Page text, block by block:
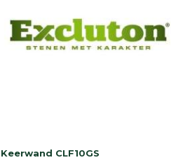
Keerwand CLF10GS